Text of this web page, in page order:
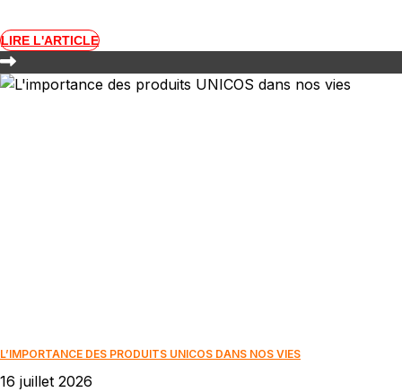
LIRE L'ARTICLE
L’IMPORTANCE DES PRODUITS UNICOS DANS NOS VIES
16 juillet 2026